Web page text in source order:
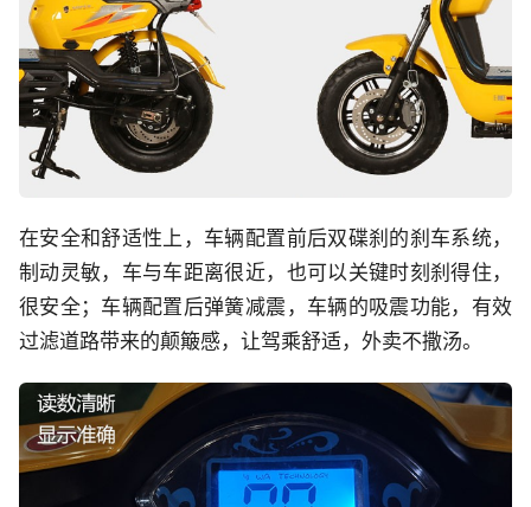
在安全和舒适性上，车辆配置前后双碟刹的刹车系统，
制动灵敏，车与车距离很近，也可以关键时刻刹得住，
很安全；车辆配置后弹簧减震，车辆的吸震功能，有效
过滤道路带来的颠簸感，让驾乘舒适，外卖不撒汤。